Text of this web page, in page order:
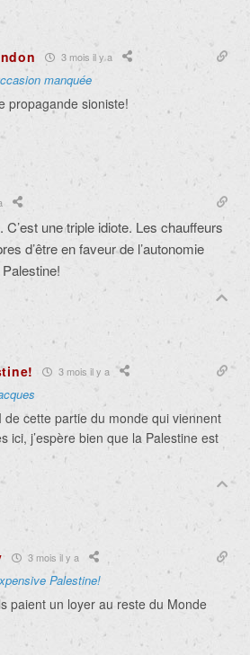
3 mois il y a
manquée
propagande sioniste!
C’est une triple idiote. Les chauffeurs
d’être en faveur de l’autonomie
3 mois il y a
de cette partie du monde qui viennent
ici, j’espère bien que la Palestine est
3 mois il y a
Palestine!
paient un loyer au reste du Monde